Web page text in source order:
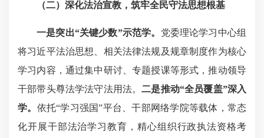
（二）深化法治宣教，筑牢全民守法思想根基
一是突出“关键少数”示范学。 党委理论学习中心组
将习近平法治思想、相关法律法规及规章制度作为核心
学习内容，通过集中研讨、专题授课等形式，推动领导
干部带头尊法学法守法用法。二是推动“全员覆盖”深入
学。 依托“学习强国”平台、干部网络学院等载体，常态
化开展干部法治学习教育，精心组织行政执法资格考